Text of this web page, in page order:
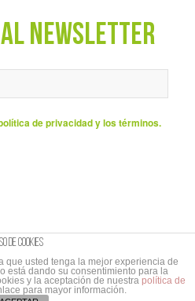
NEWSLETTER
de privacidad y los términos.
y Política de privacidad|Aviso Legal
MarcasBranding&Comunicación
de cookies
que usted tenga la mejor experiencia de
está dando su consentimiento para la
y la aceptación de nuestra política de
para mayor información.